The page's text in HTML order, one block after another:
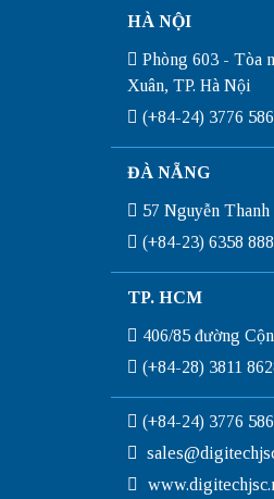
HÀ NỘI
Phòng 603 - Tòa
Xuân, TP. Hà Nội
(+84-24) 3776
ĐÀ NẴNG
57 Nguyễn
(+84-23) 6358
TP. HCM
406/85 đường
(+84-28) 3811
(+84-24) 3776